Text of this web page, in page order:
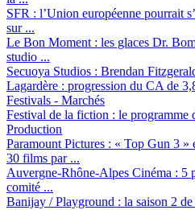
SFR : l’Union européenne pourrait
sur ...
Le Bon Moment : les glaces Dr.
studio ...
Secuoya Studios : Brendan
Lagardère : progression du CA de
Festivals - Marchés
Festival de la fiction : le programme
Production
Paramount Pictures : « Top Gun 3 »
30 films par ...
Auvergne-Rhône-Alpes Cinéma : 5
comité ...
Banijay / Playground : la saison 2